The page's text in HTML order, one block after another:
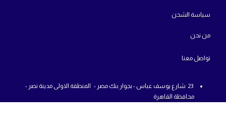
سياسة الشحن
من نحن
تواصل معنا
23 شارع يوسف عباس - بجوار بنك مصر - المنطقة الاولى مدينة نصر -
محافظة القاهرة